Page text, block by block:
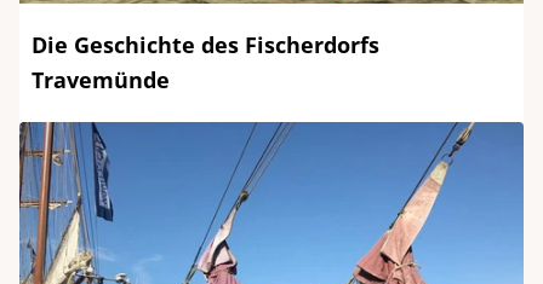
Die Geschichte des Fischerdorfs
Travemünde